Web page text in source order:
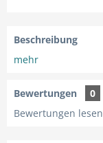
Beschreibung
mehr
Bewertungen
0
Bewertungen